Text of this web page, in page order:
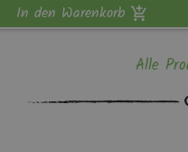
In den Warenkorb
Alle